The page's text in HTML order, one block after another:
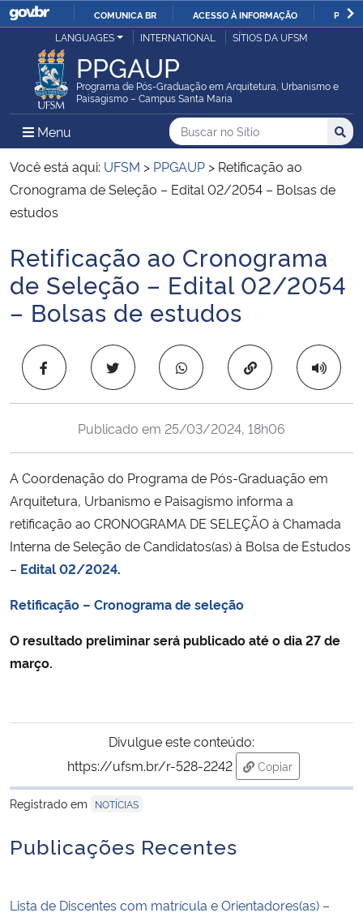
IR
O
CONTEÚDO
COMUNICA BR ACESSO À INFORMAÇÃO
Ministério da Justiça e Segurança Pública
Ministério da Defesa
Ministério das Relações Exteriores
Ministério da Economia
Ministério da Infraestrutura
Ministério da Agricultura, Pecuária e Abastecimento
Ministério da Cidadania
Ministério da Ciência, Tecnologia, Inovações e Comunicações
Ministério do Meio Ambiente
Ministério do Desenvolvimento Regional
Ministério da Mulher, da Família e dos Direitos Humanos
Secretaria-Geral
Secretaria de Governo
Gabinete de Segurança Institucional
LANGUAGES INTERNATIONAL SÍTIOS DA UFSM
PPGAUP
Programa de Pós-Graduação em Arquitetura, Urbanismo e
Paisagismo – Campus Santa Maria
Menu Menu Principal do Sítio
Busca
Buscar no no Sítio
Busca:
Você está aqui: UFSM > PPGAUP > Retificação ao
Cronograma de Seleção – Edital 02/2054 – Bolsas de
estudos
Início do conteúdo
Retificação ao Cronograma
de Seleção – Edital 02/2054
– Bolsas de estudos
Copiar para área
Publicado em 25/03/2024, 18h06
A Coordenação do Programa de Pós-Graduação em
Arquitetura, Urbanismo e Paisagismo informa a
retificação ao CRONOGRAMA DE SELEÇÃO à Chamada
Interna de Seleção de Candidatos(as) à Bolsa de Estudos
– Edital 02/2024.
Retificação – Cronograma de seleção
O resultado preliminar será publicado até o dia 27 de
março.
Divulgue este conteúdo:
https://ufsm.br/r-528-2242
Copiar
para área de
Registrado em
NOTÍCIAS
Publicações Recentes
Lista de Discentes com matrícula e Orientadores(as) –